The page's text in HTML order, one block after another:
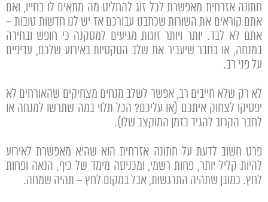
חתונה אזרחית מאפשרת לכל זוג להחליט מה מתאים לו בחייו, ואם
אתם קוראים את השורות שכתבנו עבורכם אז יש לנו חדשות טובות –
אתם לא לבד. יותר ויותר זוגות מגיעים למסקנה כי חופש ובחירה
במנחה, או בחבר שיעביר את שלב הטקסיות באירוע שלכם, עדיפים
על פני רב.
לא רק שלא חייבים רב, אפשר לשלב מנחים מצחיקים שהאורחים לא
יפסיקו לצחוק איתכם (או עליכם? הכל תלוי במה שתרשו למנחה או
לחבר הקרוב להגיד בזמן המוקצב שלו).
פרט חשוב לדעת על חתונה אזרחית הוא שהיא מאפשרת לאירוע
להיות קליל יותר, פחות רשמי, ומכניסה מימד של כיף, הנאה ופחות
לחץ. כמובן שתהיה התרגשות, אבל במקום לחץ – תהיה שמחה.